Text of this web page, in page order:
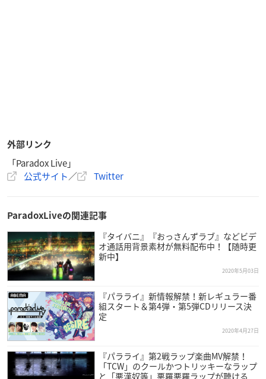
外部リンク
「Paradox Live」
公式サイト／ Twitter
ParadoxLiveの関連記事
『タイバニ』『おっさんずラブ』などビデ
オ通話用背景素材が無料配布中！【随時更
新中】
2020年5月03日
『パラライ』新情報解禁！新レギュラー番
組スタート＆第4弾・第5弾CDリリース決
定
2020年4月27日
『パラライ』第2戦ラップ楽曲MV解禁！
「TCW」のクールかつトリッキーなラップ
と「悪漢奴等」悪羅悪羅ラップが聴ける